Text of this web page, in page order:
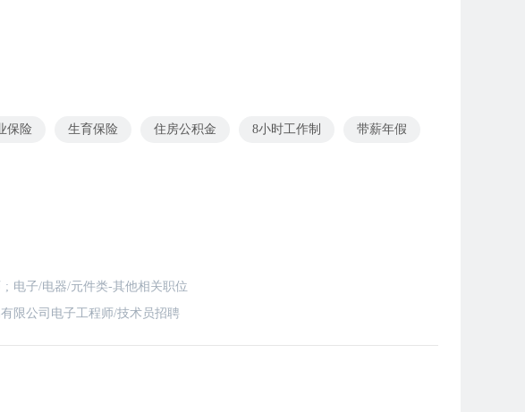
保险 生育保险 住房公积金 8小时工作制 带薪年假
; 电子/电器/元件类-其他相关职位
限公司电子工程师/技术员招聘